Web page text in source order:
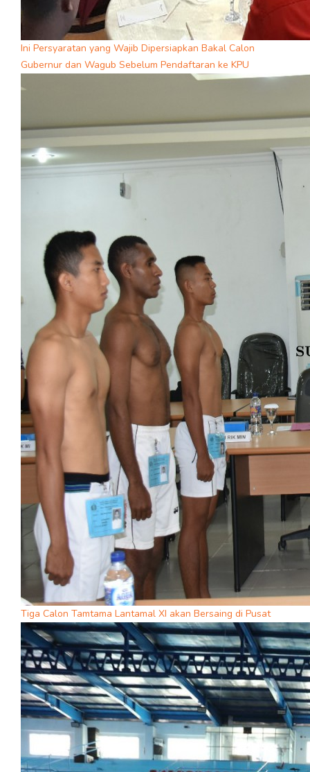
Ini Persyaratan yang Wajib Dipersiapkan Bakal Calon
Gubernur dan Wagub Sebelum Pendaftaran ke KPU
Tiga Calon Tamtama Lantamal XI akan Bersaing di Pusat